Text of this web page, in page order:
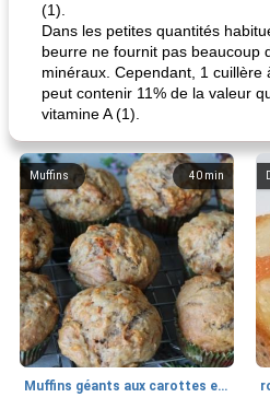
(1).
Dans les petites quantités
beurre ne fournit pas beaucoup
minéraux. Cependant, 1 cuillère
peut contenir 11% de la valeur
vitamine A (1).
40 min
Muffins
Muffins géants aux carottes et à la banane de Nif